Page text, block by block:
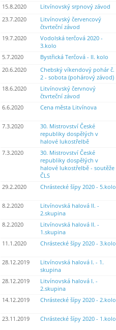
15.8.2020 Litvínovský srpnový závod
23.7.2020
Litvínovský červencový
čtvrteční závod
19.7.2020
Vodolská terčová 2020 -
3.kolo
5.7.2020 Bystřická Terčová - II. kolo
20.6.2020
Chebský víkendový pohár č.
2 - sobota (pohárový závod)
18.6.2020
Litvínovský červnový
čtvrteční závod
6.6.2020 Cena města Litvínova
7.3.2020
30. Mistrovství České
republiky dospělých v
halové lukostřelbě
7.3.2020
30. Mistrovství České
republiky dospělých v
halové lukostřelbě - soutěže
ČLS
29.2.2020 Chrástecké šípy 2020 - 5.kolo
8.2.2020
Litvínovská halová II. -
2.skupina
8.2.2020
Litvínovská halová II. -
1.skupina
11.1.2020 Chrástecké šípy 2020 - 3.kolo
28.12.2019
Litvínovská halová I. - 1.
skupina
28.12.2019
Litvínovská halová I. -
2.skupina
14.12.2019 Chrástecké šípy 2020 - 2.kolo
23.11.2019 Chrástecké šípy 2020 - 1.kolo